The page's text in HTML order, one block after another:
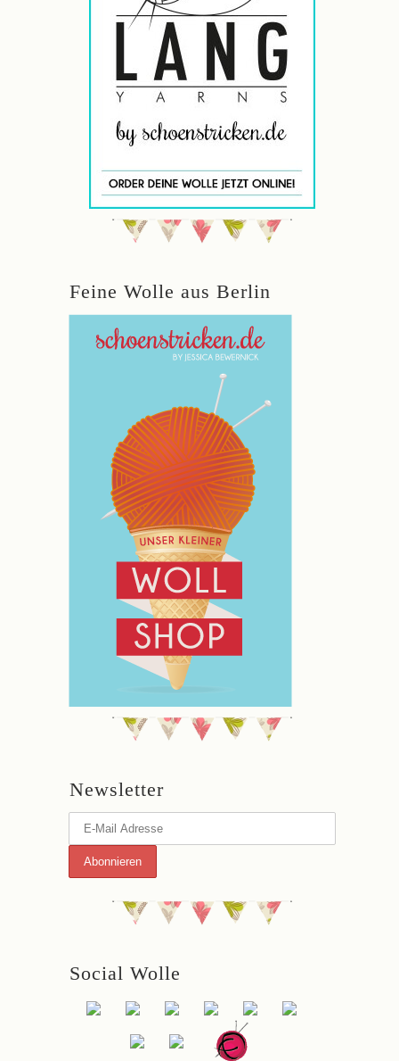
Feine Wolle aus Berlin
Newsletter
Social Wolle